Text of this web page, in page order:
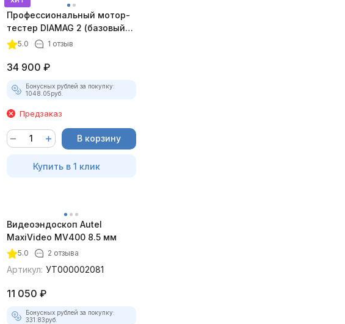
Профессиональный мотор-
тестер DIAMAG 2 (базовый
комплект)
5.0 1 отзыв
34 900 ₽
Бонусных рублей за покупку:
1048.05руб.
Предзаказ
В корзину
Купить в 1 клик
Видеоэндоскоп Autel
MaxiVideo MV400 8.5 мм
5.0 2 отзыва
Артикул: УТ000002081
11 050 ₽
Бонусных рублей за покупку:
331.83руб.